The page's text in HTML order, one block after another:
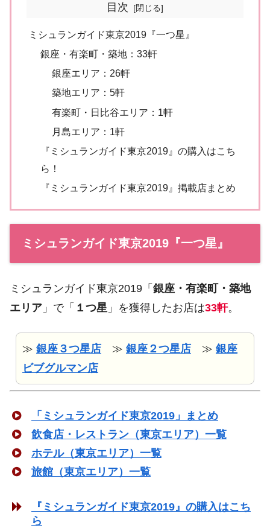
目次
ミシュランガイド東京2019『一つ星』
銀座・有楽町・築地：33軒
銀座エリア：26軒
築地エリア：5軒
有楽町・日比谷エリア：1軒
月島エリア：1軒
『ミシュランガイド東京2019』の購入はこち
ら！
『ミシュランガイド東京2019』掲載店まとめ
ミシュランガイド東京2019『一つ星』
ミシュランガイド東京2019「 銀座・有楽町・築地
エリア 」で「 １つ星 」を獲得したお店は33軒。
≫ 銀座３つ星店 ≫ 銀座２つ星店 ≫ 銀座
ビブグルマン店
「ミシュランガイド東京2019」まとめ
飲食店・レストラン（東京エリア）一覧
ホテル（東京エリア）一覧
旅館（東京エリア）一覧
『ミシュランガイド東京2019』の購入はこち
ら